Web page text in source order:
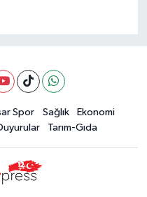
Spor Sağlık
Ekonomi
Tarım-Gıda